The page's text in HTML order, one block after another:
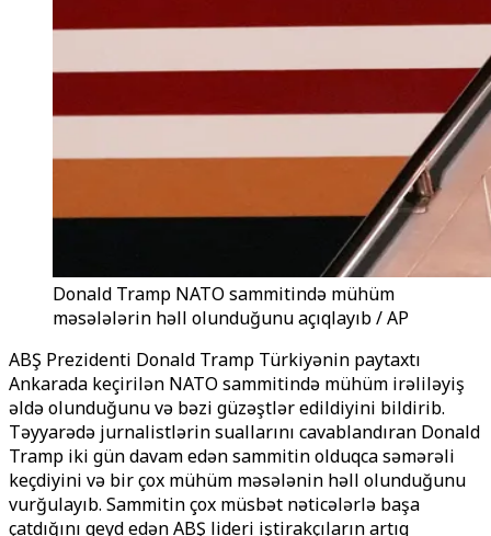
Donald Tramp NATO sammitində mühüm
məsələlərin həll olunduğunu açıqlayıb / AP
ABŞ Prezidenti Donald Tramp Türkiyənin paytaxtı
Ankarada keçirilən NATO sammitində mühüm irəliləyiş
əldə olunduğunu və bəzi güzəştlər edildiyini bildirib.
Təyyarədə jurnalistlərin suallarını cavablandıran Donald
Tramp iki gün davam edən sammitin olduqca səmərəli
keçdiyini və bir çox mühüm məsələnin həll olunduğunu
vurğulayıb. Sammitin çox müsbət nəticələrlə başa
çatdığını qeyd edən ABŞ lideri iştirakçıların artıq